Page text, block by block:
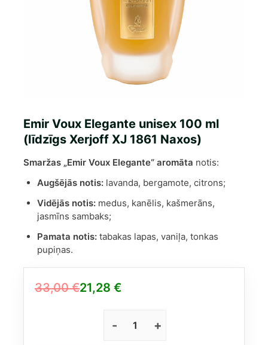
Emir Voux Elegante unisex 100 ml
(līdzīgs Xerjoff XJ 1861 Naxos)
Smaržas „Emir Voux Elegante“ aromāta notis:
Augšējās notis:lavanda, bergamote, citrons;
Vidējās notis:medus, kanēlis, kašmerāns,
jasmīns sambaks;
Pamata notis:tabakas lapas, vaniļa, tonkas
pupiņas.
33,00€
Original
21,28 €
Current
Emir